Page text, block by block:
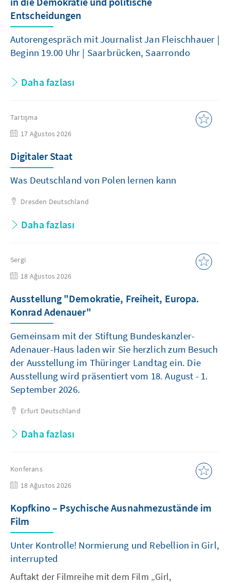
Entscheidungen
Autorengespräch mit Journalist Jan Fleischhauer |
Beginn 19.00 Uhr | Saarbrücken, Saarrondo
Daha fazlası
Tartışma
17 Ağustos 2026
Digitaler Staat
Was Deutschland von Polen lernen kann
Dresden Deutschland
Daha fazlası
Sergi
18 Ağustos 2026
Ausstellung "Demokratie, Freiheit, Europa.
Konrad Adenauer"
Gemeinsam mit der Stiftung Bundeskanzler-
Adenauer-Haus laden wir Sie herzlich zum Besuch
der Ausstellung im Thüringer Landtag ein. Die
Ausstellung wird präsentiert vom 18. August - 1.
September 2026.
Erfurt Deutschland
Daha fazlası
Konferans
18 Ağustos 2026
Kopfkino – Psychische Ausnahmezustände im
Film
Unter Kontrolle! Normierung und Rebellion in Girl,
interrupted
Auftakt der Filmreihe mit dem Film „Girl,